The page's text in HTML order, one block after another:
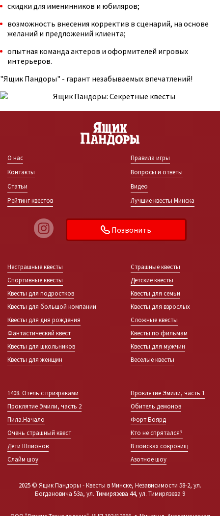
скидки для именинников и юбиляров;
возможность внесения корректив в сценарий, на основе
желаний и предложений клиента;
опытная команда актеров и оформителей игровых
интерьеров.
"Ящик Пандоры" - гарант незабываемых впечатлений!
О нас
Правила игры
Контакты
Вопросы и ответы
Статьи
Видео
Рейтинг квестов
Лучшие квесты Минска
Позвонить
Нестрашные квесты
Страшные квесты
Спортивные квесты
Детские квесты
Квесты для подростков
Квесты для семьи
Квесты для большой компании
Квесты для взрослых
Квесты для дня рождения
Сложные квесты
Фантастический квест
Квесты по фильмам
Квесты для школьников
Квесты для мужчин
Квесты для женщин
Веселые квесты
1408. Отель с призраками
Проклятие Эмили, часть 1
Проклятие Эмили, часть 2
Обитель демонов
Пила.Начало
Форт Боярд
Очень страшный квест
Кто не спрятался?
Дети Шпионов
В поисках сокровищ
Слайм шоу
Азотное шоу
2025 © Ящик Пандоры - Квесты в Минске, Независимости 58-2, ул.
Богдановича 53а, ул. Тимирязева 44, ул. Тимирязева 9